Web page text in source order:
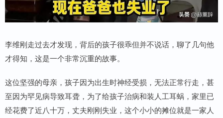
李维刚走过去才发现，背后的孩子很乖但并不说话，聊了几句他
才得知，这是一个非常沉重的故事。
这位坚强的母亲，孩子因为出生时神经受损，无法正常行走，甚
至因为罕见病导致耳聋，为了给孩子治病和装人工耳蜗，家里已
经花费了近八十万，丈夫刚刚失业，这个小小的摊位就是一家人